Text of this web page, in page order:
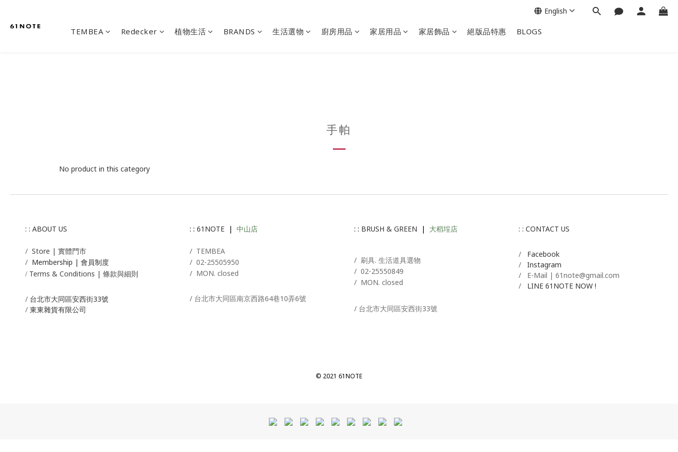
TEMBEA Redecker 植物生活 BRANDS 生活選物 廚房用品 家居用品 家居飾品 絕版品特惠 BLOGS
English
手帕
No product in this category
: : ABOUT US
/ Store | 實體門市
/ Membership | 會員制度
/ Terms & Conditions | 條款與細則
/ 台北市大同區安西街33號
/ 東東雜貨有限公司
: : 61NOTE | 中山店
/ TEMBEA
/ 02-25505950
/ MON. closed
/ 台北市大同區南京西路64巷10弄6號
: : BRUSH & GREEN | 大稻埕店
/ 刷具. 生活道具選物
/ 02-25550849
/ MON. closed
/ 台北市大同區安西街33號
: : CONTACT US
/ Facebook
/ Instagram
/ E-Mail | 61note@gmail.com
/ LINE 61NOTE NOW !
© 2021 61NOTE